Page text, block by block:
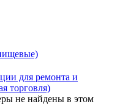
для ремонта и
торговля)
не найдены в этом